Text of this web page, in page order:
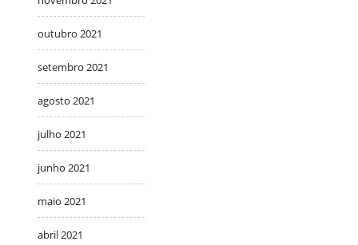
outubro 2021
setembro 2021
agosto 2021
julho 2021
junho 2021
maio 2021
abril 2021